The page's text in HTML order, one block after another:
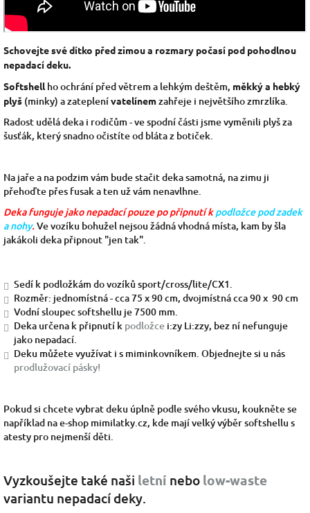
Schovejte své dítko před zimou a rozmary počasí pod pohodlnou
nepadací deku.
Softshellho ochrání před větrem a lehkým deštěm, měkký a hebký
plyš (minky) a zateplenívatelínemzahřeje i největšího zmrzlíka.
Radost udělá deka i rodičům - ve spodní části jsme vyměnili plyš za
šusťák, který snadno očistíte od bláta z botiček.
Na jaře a na podzim vám bude stačit deka samotná, na zimu ji
přehoďte přes fusak a ten už vám nenavlhne.
Deka funguje jako nepadací pouze po připnutí kpodložce pod zadek
a nohy.Ve vozíku bohužel nejsou žádná vhodná místa, kam by šla
jakákoli deka připnout "jen tak".
Sedí k podložkám do vozíků sport/cross/lite/CX1.
Rozměr: jednomístná - cca 75 x 90 cm, dvojmístná cca 90 x 90 cm
Vodní sloupec softshellu je 7500 mm.
Deka určena k připnutí k podložce i:zy Li:zzy, bez ní nefunguje
jako nepadací.
Deku můžete využívat i s miminkovníkem. Objednejte si u nás
prodlužovací pásky!
Pokud si chcete vybrat deku úplně podle svého vkusu, koukněte se
například na e-shop mimilatky.cz, kde mají velký výběr softshellu s
atesty pro nejmenší děti.
Vyzkoušejte také naši letní nebo low-waste
variantu nepadací deky.